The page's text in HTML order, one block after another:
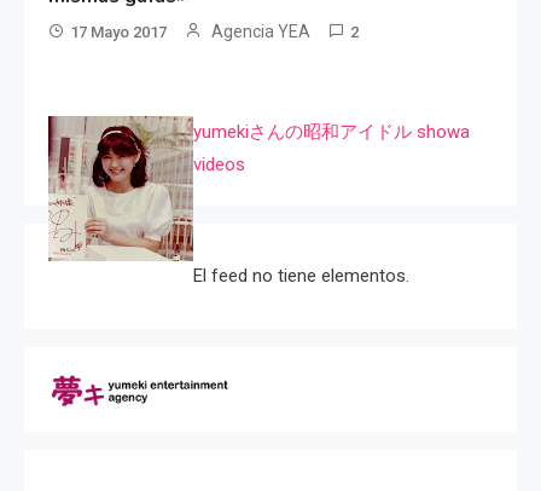
17 Mayo 2017 Agencia YEA 2
yumekiさんの昭和アイドル showa
videos
El feed no tiene elementos.